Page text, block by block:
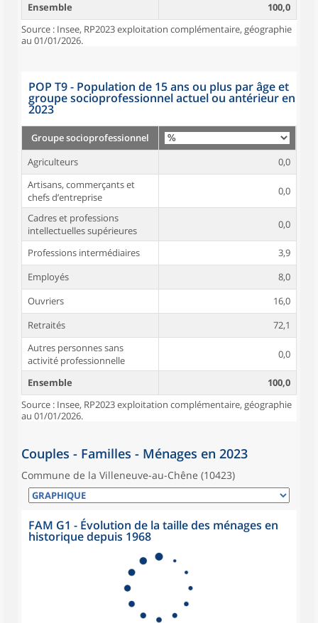
Ensemble
100,0
Source : Insee, RP2023 exploitation complémentaire, géographie
au 01/01/2026.
POP T9 - Population de 15 ans ou plus par âge et
groupe socioprofessionnel actuel ou antérieur en
2023
Groupe socioprofessionnel
Agriculteurs
0,0
Artisans, commerçants et
chefs d’entreprise
0,0
Cadres et professions
intellectuelles supérieures
0,0
Professions intermédiaires
3,9
Employés
8,0
Ouvriers
16,0
Retraités
72,1
Autres personnes sans
activité professionnelle
0,0
Ensemble
100,0
Source : Insee, RP2023 exploitation complémentaire, géographie
au 01/01/2026.
Couples - Familles - Ménages en 2023
Commune de la Villeneuve-au-Chêne (10423)
FAM G1 - Évolution de la taille des ménages en
historique depuis 1968